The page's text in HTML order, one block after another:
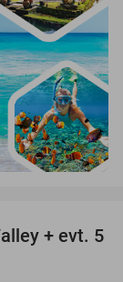
17%
+ evt. 5